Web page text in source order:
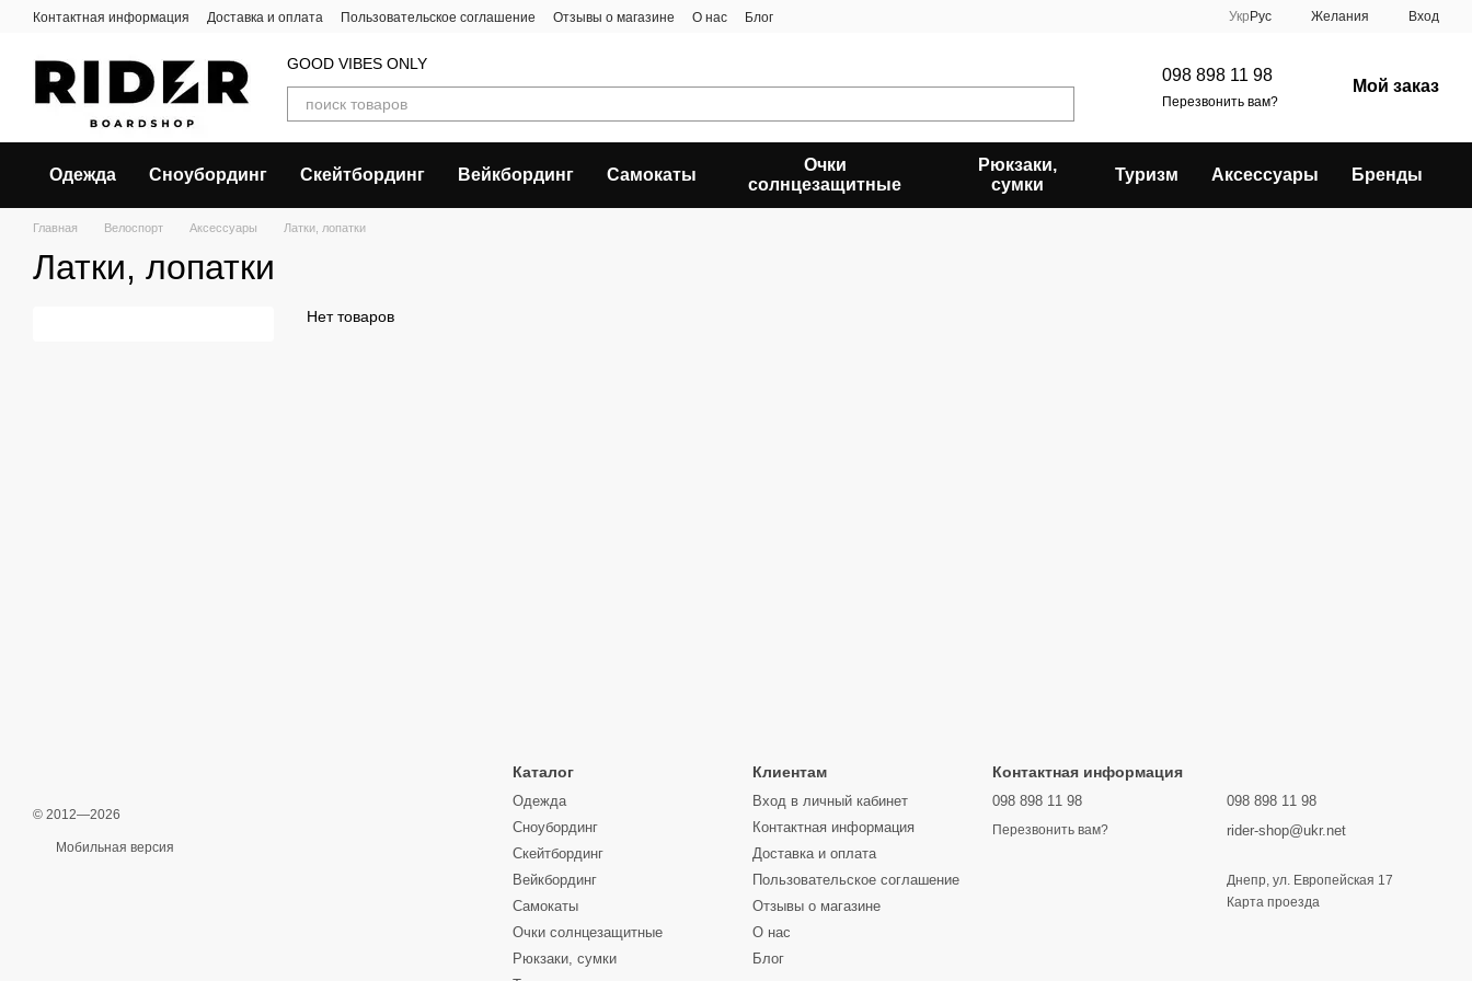
Перейти к основному контенту
Контактная информация Доставка и оплата Пользовательское соглашение Отзывы о магазине О нас Блог Укр Рус Желания Вход
GOOD VIBES ONLY
098 898 11 98
Перезвонить вам?
Мой заказ
Одежда Сноубординг Скейтбординг Вейкбординг Самокаты
Очки
солнцезащитные
Рюкзаки,
сумки
Туризм Аксессуары Бренды
Главная Велоспорт Аксессуары Латки, лопатки
Латки, лопатки
Нет товаров
© 2012—2026
Мобильная версия
Каталог
Одежда
Сноубординг
Скейтбординг
Вейкбординг
Самокаты
Очки солнцезащитные
Рюкзаки, сумки
Клиентам
Вход в личный кабинет
Контактная информация
Доставка и оплата
Пользовательское соглашение
Отзывы о магазине
О нас
Блог
Контактная информация
098 898 11 98
Перезвонить вам?
098 898 11 98
rider-shop@ukr.net
Днепр, ул. Европейская 17
Карта проезда